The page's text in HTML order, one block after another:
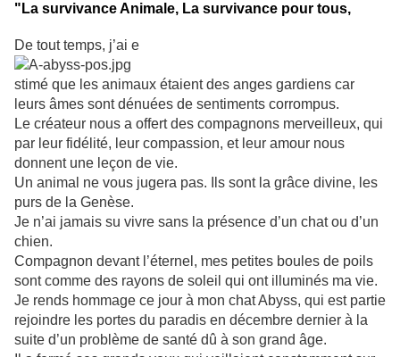
"La survivance Animale, La survivance pour tous,
De tout temps, j’ai e
stimé que les animaux étaient des anges gardiens car
leurs âmes sont dénuées de sentiments corrompus.
Le créateur nous a offert des compagnons merveilleux, qui
par leur fidélité, leur compassion, et leur amour nous
donnent une leçon de vie.
Un animal ne vous jugera pas. Ils sont la grâce divine, les
purs de la Genèse.
Je n’ai jamais su vivre sans la présence d’un chat ou d’un
chien.
Compagnon devant l’éternel, mes petites boules de poils
sont comme des rayons de soleil qui ont illuminés ma vie.
Je rends hommage ce jour à mon chat Abyss, qui est partie
rejoindre les portes du paradis en décembre dernier à la
suite d’un problème de santé dû à son grand âge.